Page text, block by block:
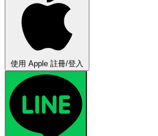
使用 Apple 註冊/登入